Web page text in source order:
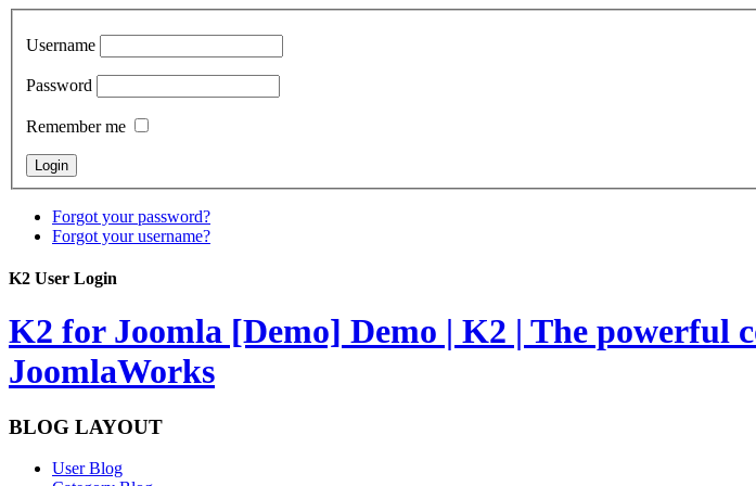
Username
Password
Remember me
Forgot your password?
Forgot your username?
K2 User Login
K2 for Joomla [Demo] Demo | K2 | The powerful
JoomlaWorks
BLOG LAYOUT
User Blog